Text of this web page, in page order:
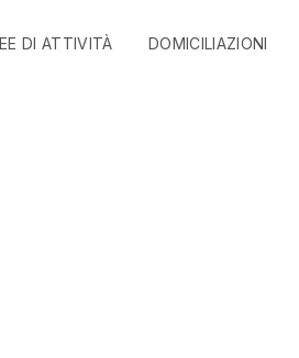
DI ATTIVITÀ DOMICILIAZIONI